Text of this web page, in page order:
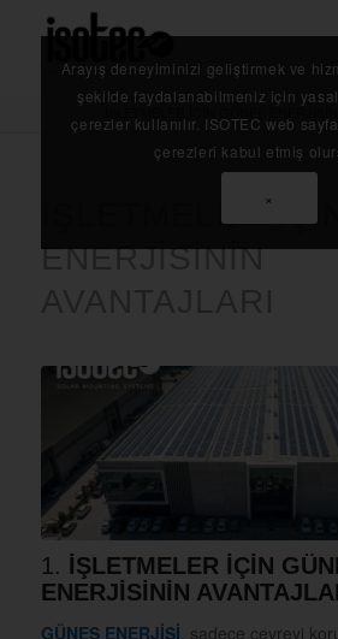
Anasayfa / Blog /
İŞLETMELER İÇİN GÜNEŞ
İŞLETMELER
ENERJİSİNİN
1. İŞLETMELER İÇİN
ENERJİSİNİN
GÜNEŞ ENERJİSİ , sadece çevreyi
Arayış deneyiminizi geliştirmek ve
şekilde faydalanabilmeniz için
çerezler kullanılır. ISOTEC web
çerezleri kabul etmiş
×